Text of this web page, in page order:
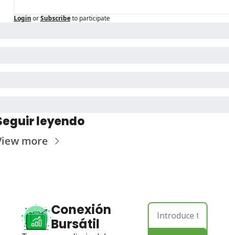
Login or Subscribe to participate
leyendo
more
Conexión
Bursátil